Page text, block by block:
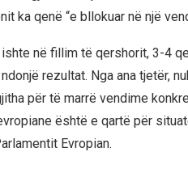
ka qenë “e bllokuar në një
në fillim të qershorit, 3-4
rezultat. Nga ana tjetër,
për të marrë vendime
është e qartë për
Evropian.